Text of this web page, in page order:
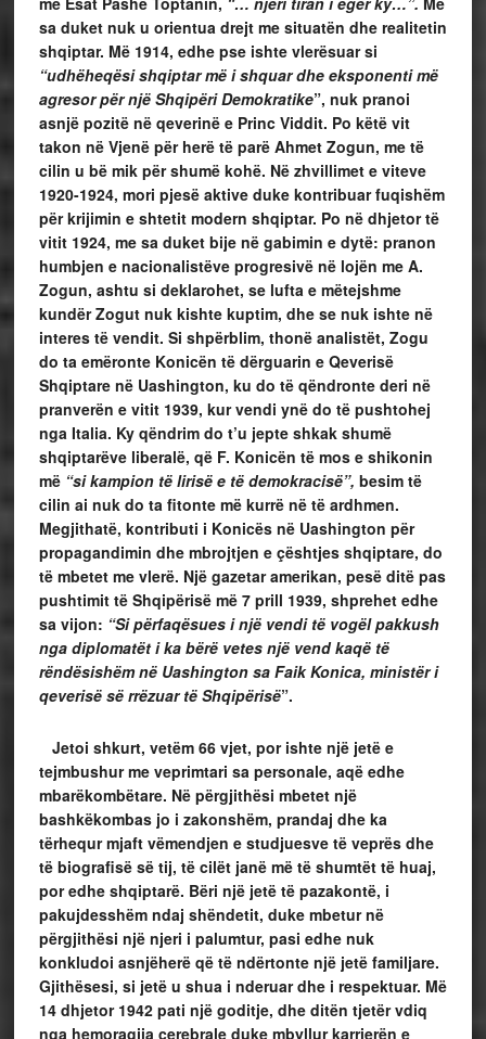
sa duket nuk u orientua drejt me situatën dhe realitetin
shqiptar. Më 1914, edhe pse ishte vlerësuar si
“udhëheqësi shqiptar më i shquar dhe eksponenti më
agresor për një Shqipëri Demokratike”, nuk pranoi
asnjë pozitë në qeverinë e Princ Viddit. Po këtë vit
takon në Vjenë për herë të parë Ahmet Zogun, me të
cilin u bë mik për shumë kohë. Në zhvillimet e viteve
1920-1924, mori pjesë aktive duke kontribuar fuqishëm
për krijimin e shtetit modern shqiptar. Po në dhjetor të
vitit 1924, me sa duket bije në gabimin e dytë: pranon
humbjen e nacionalistëve progresivë në lojën me A.
Zogun, ashtu si deklarohet, se lufta e mëtejshme
kundër Zogut nuk kishte kuptim, dhe se nuk ishte në
interes të vendit. Si shpërblim, thonë analistët, Zogu
do ta emëronte Konicën të dërguarin e Qeverisë
Shqiptare në Uashington, ku do të qëndronte deri në
pranverën e vitit 1939, kur vendi ynë do të pushtohej
nga Italia. Ky qëndrim do t’u jepte shkak shumë
shqiptarëve liberalë, që F. Konicën të mos e shikonin
më “si kampion të lirisë e të demokracisë”, besim të
cilin ai nuk do ta fitonte më kurrë në të ardhmen.
Megjithatë, kontributi i Konicës në Uashington për
propagandimin dhe mbrojtjen e çështjes shqiptare, do
të mbetet me vlerë. Një gazetar amerikan, pesë ditë pas
pushtimit të Shqipërisë më 7 prill 1939, shprehet edhe
sa vijon: “Si përfaqësues i një vendi të vogël pakkush
nga diplomatët i ka bërë vetes një vend kaqë të
rëndësishëm në Uashington sa Faik Konica, ministër i
qeverisë së rrëzuar të Shqipërisë”.
Jetoi shkurt, vetëm 66 vjet, por ishte një jetë e
tejmbushur me veprimtari sa personale, aqë edhe
mbarëkombëtare. Në përgjithësi mbetet një
bashkëkombas jo i zakonshëm, prandaj dhe ka
tërhequr mjaft vëmendjen e studjuesve të veprës dhe
të biografisë së tij, të cilët janë më të shumtët të huaj,
por edhe shqiptarë. Bëri një jetë të pazakontë, i
pakujdesshëm ndaj shëndetit, duke mbetur në
përgjithësi një njeri i palumtur, pasi edhe nuk
konkludoi asnjëherë që të ndërtonte një jetë familjare.
Gjithësesi, si jetë u shua i nderuar dhe i respektuar. Më
14 dhjetor 1942 pati një goditje, dhe ditën tjetër vdiq
nga hemoragjia cerebrale duke mbyllur karrierën e